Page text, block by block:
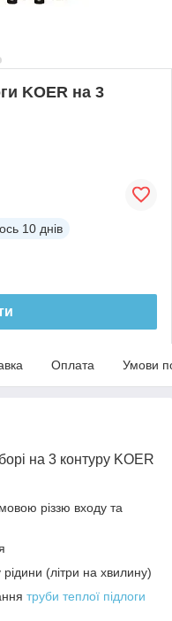
KOER на 3
10 днів
Оплата Умови
на 3 контуру KOER
різзю входу та
(літри на хвилину)
труби теплої підлоги